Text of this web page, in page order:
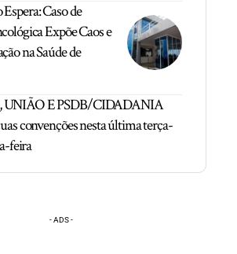
Caso de
Expõe Caos e
na Saúde de
UNIÃO E PSDB/CIDADANIA
convenções nesta última terça-
feira
- ADS -